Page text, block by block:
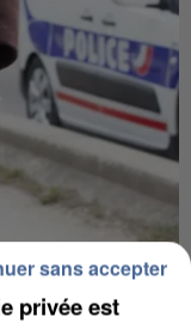
DE LA DZ
privée est
sans accepter